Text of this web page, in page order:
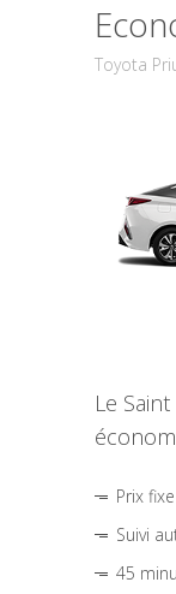
Toyota
Le
Prix fixe
Suivi
45